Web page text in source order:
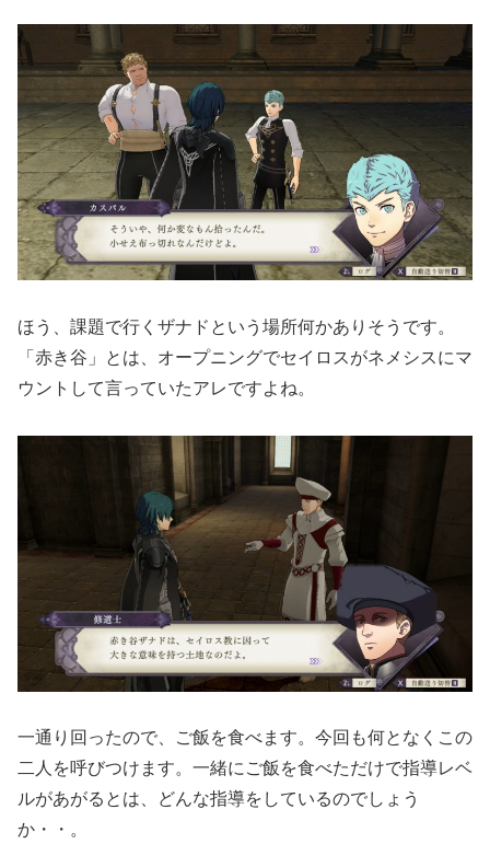
ほう、課題で行くザナドという場所何かありそうです。
「赤き谷」とは、オープニングでセイロスがネメシスにマ
ウントして言っていたアレですよね。
一通り回ったので、ご飯を食べます。今回も何となくこの
二人を呼びつけます。一緒にご飯を食べただけで指導レベ
ルがあがるとは、どんな指導をしているのでしょう
か・・。